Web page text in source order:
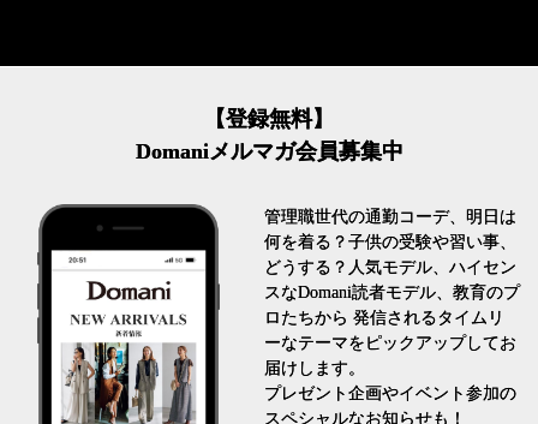
【登録無料】
Domaniメルマガ会員募集中
管理職世代の通勤コーデ、明日は
何を着る？子供の受験や習い事、
どうする？人気モデル、ハイセン
スなDomani読者モデル、教育のプ
ロたちから 発信されるタイムリ
ーなテーマをピックアップしてお
届けします。
プレゼント企画やイベント参加の
スペシャルなお知らせも！